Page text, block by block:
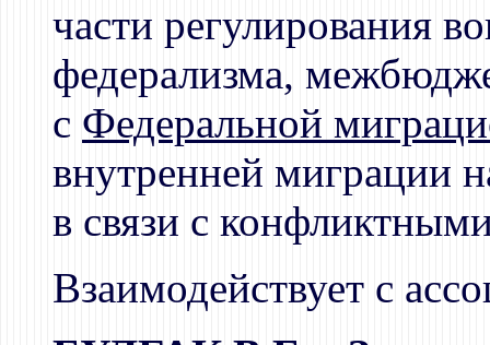
части регулирования
федерализма,
с Федеральной
внутренней миграции
в связи с
Взаимодействует с